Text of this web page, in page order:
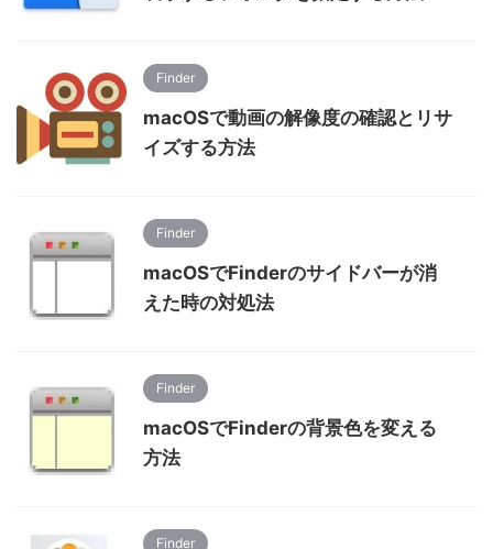
Finder
macOSで動画の解像度の確認とリサ
イズする方法
Finder
macOSでFinderのサイドバーが消
えた時の対処法
Finder
macOSでFinderの背景色を変える
方法
Finder